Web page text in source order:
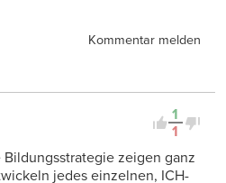
Kommentar melden
1
1
Bildungsstrategie zeigen ganz
jedes einzelnen, ICH-